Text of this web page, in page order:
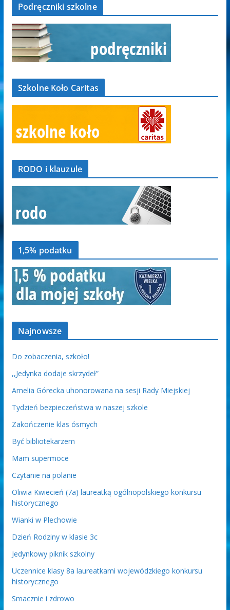
Podręczniki szkolne
Szkolne Koło Caritas
RODO i klauzule
1,5% podatku
Najnowsze
Do zobaczenia, szkoło!
,,Jedynka dodaje skrzydeł”
Amelia Górecka uhonorowana na sesji Rady Miejskiej
Tydzień bezpieczeństwa w naszej szkole
Zakończenie klas ósmych
Być bibliotekarzem
Mam supermoce
Czytanie na polanie
Oliwia Kwiecień (7a) laureatką ogólnopolskiego konkursu
historycznego
Wianki w Plechowie
Dzień Rodziny w klasie 3c
Jedynkowy piknik szkolny
Uczennice klasy 8a laureatkami wojewódzkiego konkursu
historycznego
Smacznie i zdrowo